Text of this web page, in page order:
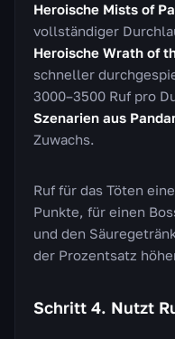
Heroische Mists of
vollständiger
Heroische Wrath of
schneller
3000–3500 Ruf pro
Szenarien aus
Zuwachs.
Ruf für das Töten
Punkte, für einen
und den
der Prozentsatz
Schritt 4. Nutzt